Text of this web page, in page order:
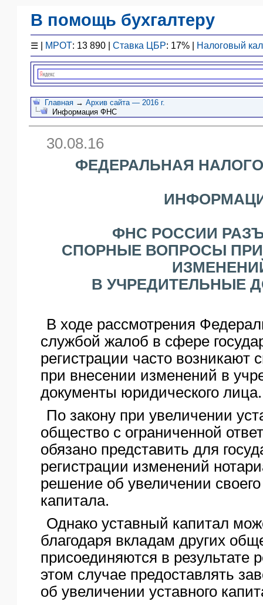
В помощь бухгалтеру
☰ МРОТ: 13 890 | Ставка ЦБР: 17% | Налоговый
Законодательство
F1 - Отчетность
План счетов
Справочник
Упрощенка
Договоры
Главная → Архив сайта — 2016 г.
Информация ФНС
30.08.16
ФЕДЕРАЛЬНАЯ
ФНС РОССИИ
СПОРНЫЕ ВОПРОСЫ ПРИ
В УЧРЕДИТЕЛЬНЫЕ
В ходе рассмотрения
службой жалоб в сфере
регистрации часто возникают
при внесении изменений в
документы юридического лица.
По закону при увеличении
общество с ограниченной
обязано представить для
регистрации изменений
решение об увеличении своего
капитала.
Однако уставный капитал
благодаря вкладам других
присоединяются в результате
этом случае предоставлять
об увеличении уставного